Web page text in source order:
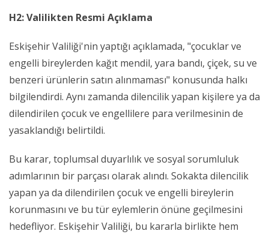
H2: Valilikten Resmi Açıklama
Eskişehir Valiliği'nin yaptığı açıklamada, "çocuklar ve
engelli bireylerden kağıt mendil, yara bandı, çiçek, su ve
benzeri ürünlerin satın alınmaması" konusunda halkı
bilgilendirdi. Aynı zamanda dilencilik yapan kişilere ya da
dilendirilen çocuk ve engellilere para verilmesinin de
yasaklandığı belirtildi.
Bu karar, toplumsal duyarlılık ve sosyal sorumluluk
adımlarının bir parçası olarak alındı. Sokakta dilencilik
yapan ya da dilendirilen çocuk ve engelli bireylerin
korunmasını ve bu tür eylemlerin önüne geçilmesini
hedefliyor. Eskişehir Valiliği, bu kararla birlikte hem